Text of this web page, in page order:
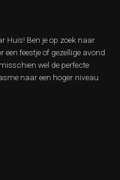
Huis! Ben je op zoek naar
een feestje of gezellige avond
wel de perfecte
naar een hoger niveau